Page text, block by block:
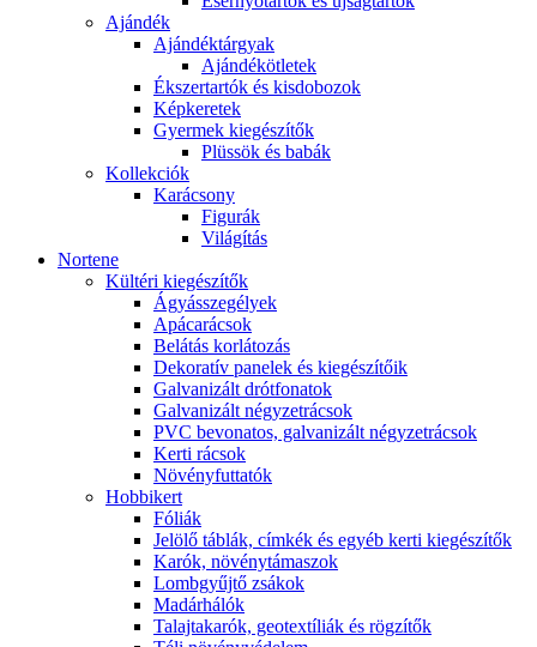
Ajándék
Ajándéktárgyak
Ajándékötletek
Ékszertartók és kisdobozok
Képkeretek
Gyermek kiegészítők
Plüssök és babák
Kollekciók
Karácsony
Figurák
Világítás
Nortene
Kültéri kiegészítők
Ágyásszegélyek
Apácarácsok
Belátás korlátozás
Dekoratív panelek és kiegészítőik
Galvanizált drótfonatok
Galvanizált négyzetrácsok
PVC bevonatos, galvanizált négyzetrácsok
Kerti rácsok
Növényfuttatók
Hobbikert
Fóliák
Jelölő táblák, címkék és egyéb kerti kiegészítők
Karók, növénytámaszok
Lombgyűjtő zsákok
Madárhálók
Talajtakarók, geotextíliák és rögzítők